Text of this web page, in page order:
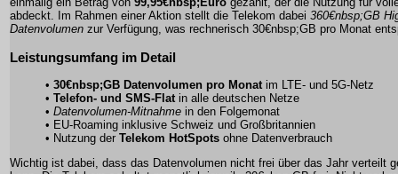
abdeckt. Im Rahmen einer Aktion stellt die Telekom dabei 360€nbsp;GB
Datenvolumen zur Verfügung, was rechnerisch 30€nbsp;GB pro Monat
Leistungsumfang im Detail
• 30€nbsp;GB Datenvolumen pro Monat im LTE- und 5G-Netz
• Telefon- und SMS-Flat in alle deutschen Netze
• Datenvolumen-Mitnahme in den Folgemonat
• EU-Roaming inklusive Schweiz und Großbritannien
• Nutzung der Telekom HotSpots ohne Datenverbrauch
Wichtig ist dabei, dass das Datenvolumen nicht frei über das Jahr verteilt